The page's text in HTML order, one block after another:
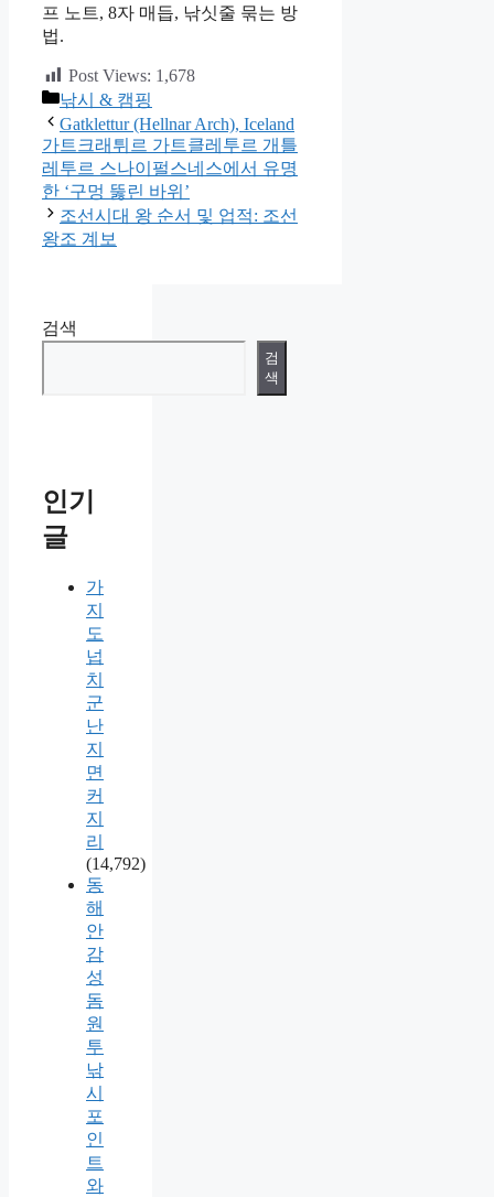
프 노트, 8자 매듭, 낚싯줄 묶는 방
법.
Post Views: 1,678
카
테
고
리
낚시 & 캠핑
Gatklettur (Hellnar Arch), Iceland
가트크래튀르 가트클레투르 개틀
레투르 스나이펄스네스에서 유명
한 ‘구멍 뚫린 바위’
조선시대 왕 순서 및 업적: 조선
왕조 계보
검색
검
색
인기
글
가
지
도
넙
치
군
난
지
면
커
지
리
(14,792)
동
해
안
감
성
돔
원
투
낚
시
포
인
트
와